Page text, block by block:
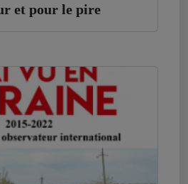
et pour le pire